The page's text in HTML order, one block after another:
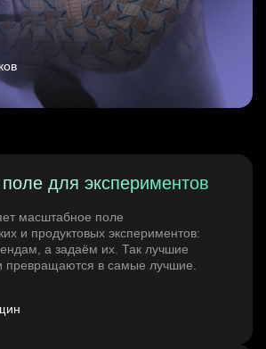
для экспериментов
масштабное поле
и продуктовых экспериментов:
а задаём их. Так лучшие
превращаются в самые лучшие.